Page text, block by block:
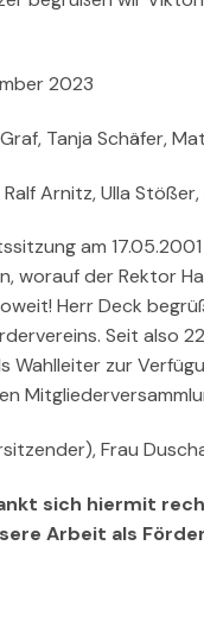
2023
Tanja Schäfer,
Arnitz, Ulla
am
worauf der Rektor
Herr Deck
Seit also
Wahlleiter zur
Frau
sich hiermit
Arbeit als